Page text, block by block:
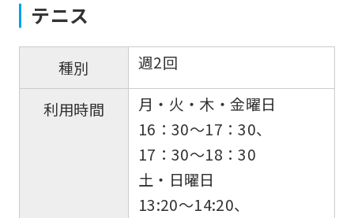
テニス
種別 週2回
利用時間
月・火・木・金曜日
16：30〜17：30、
17：30〜18：30
土・日曜日
13:20〜14:20、